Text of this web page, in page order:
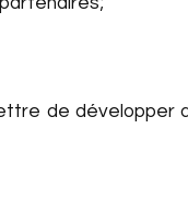
de développer